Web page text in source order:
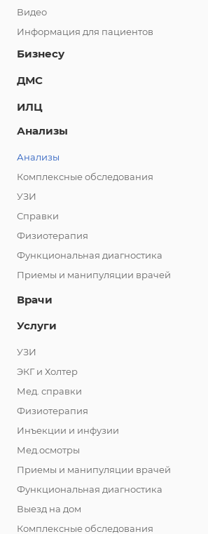
Видео
Информация для пациентов
Бизнесу
ДМС
ИЛЦ
Анализы
Анализы
Комплексные обследования
УЗИ
Справки
Физиотерапия
Функциональная диагностика
Приемы и манипуляции врачей
Врачи
Услуги
УЗИ
ЭКГ и Холтер
Мед. справки
Физиотерапия
Инъекции и инфузии
Мед.осмотры
Приемы и манипуляции врачей
Функциональная диагностика
Выезд на дом
Комплексные обследования